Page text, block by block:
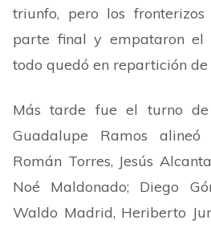
triunfo, pero los
parte final y empataron
todo quedó en repartición de
Más tarde fue el turno
Guadalupe Ramos
Román Torres, Jesús
Noé Maldonado; Diego
Waldo Madrid, Heriberto